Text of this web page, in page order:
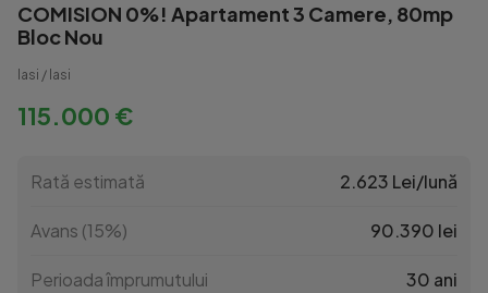
COMISION 0%! Apartament 3 Camere, 80mp
Bloc Nou
Iasi / Iasi
115.000 €
Rată estimată 2.623 Lei/lună
Avans (15%) 90.390 lei
Perioada împrumutului 30 ani